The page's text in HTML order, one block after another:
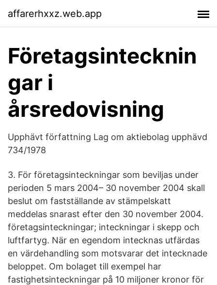
affarerhxxz.web.app
Företagsintecknin
gar i
årsredovisning
Upphävt författning Lag om aktiebolag upphävd
734/1978
3. För företagsinteckningar som beviljas under
perioden 5 mars 2004– 30 november 2004 skall
beslut om fastställande av stämpelskatt
meddelas snarast efter den 30 november 2004.
företagsinteckningar; inteckningar i skepp och
luftfartyg. När en egendom intecknas utfärdas
en värdehandling som motsvarar det intecknade
beloppet. Om bolaget till exempel har
fastighetsinteckningar på 10 miljoner kronor för